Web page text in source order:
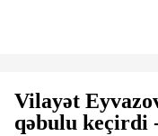
Vilayət
qəbulu keçirdi